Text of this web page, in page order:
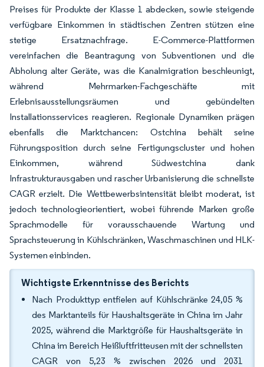
Preises für Produkte der Klasse 1 abdecken, sowie steigende
verfügbare Einkommen in städtischen Zentren stützen eine
stetige Ersatznachfrage. E-Commerce-Plattformen
vereinfachen die Beantragung von Subventionen und die
Abholung alter Geräte, was die Kanalmigration beschleunigt,
während Mehrmarken-Fachgeschäfte mit
Erlebnisausstellungsräumen und gebündelten
Installationsservices reagieren. Regionale Dynamiken prägen
ebenfalls die Marktchancen: Ostchina behält seine
Führungsposition durch seine Fertigungscluster und hohen
Einkommen, während Südwestchina dank
Infrastrukturausgaben und rascher Urbanisierung die schnellste
CAGR erzielt. Die Wettbewerbsintensität bleibt moderat, ist
jedoch technologieorientiert, wobei führende Marken große
Sprachmodelle für vorausschauende Wartung und
Sprachsteuerung in Kühlschränken, Waschmaschinen und HLK-
Systemen einbinden.
Wichtigste Erkenntnisse des Berichts
Nach Produkttyp entfielen auf Kühlschränke 24,05 %
des Marktanteils für Haushaltsgeräte in China im Jahr
2025, während die Marktgröße für Haushaltsgeräte in
China im Bereich Heißluftfritteusen mit der schnellsten
CAGR von 5,23 % zwischen 2026 und 2031